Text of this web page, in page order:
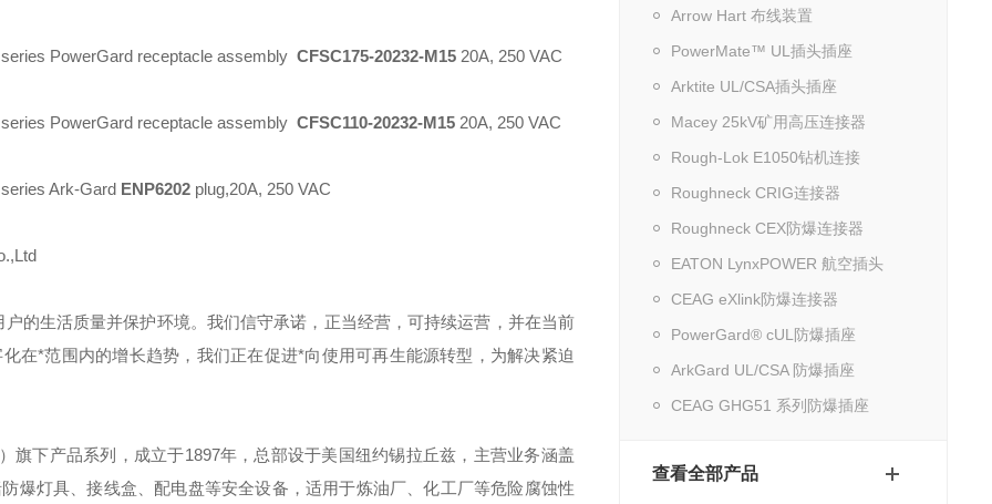
Arrow Hart 布线装置
PowerMate™ UL插头插座
Arktite UL/CSA插头插座
Macey 25kV矿用高压连接器
Rough-Lok E1050钻机连接
Roughneck CRIG连接器
Roughneck CEX防爆连接器
EATON LynxPOWER 航空插头
CEAG eXlink防爆连接器
PowerGard® cUL防爆插座
ArkGard UL/CSA 防爆插座
CEAG GHG51 系列防爆插座
查看全部产品
PowerGard receptacle assembly CFSC175-20232-M15 20A, 250 VAC
PowerGard receptacle assembly CFSC110-20232-M15 20A, 250 VAC
Ark-Gard ENP6202 plug,20A, 250 VAC
的生活质量并保护环境。我们信守承诺，正当经营，可持续运营，并在当前
在*范围内的增长趋势，我们正在促进*向使用可再生能源转型，为解决紧迫
旗下产品系列，成立于1897年，总部设于美国纽约锡拉丘兹，主营业务涵盖
爆灯具、接线盒、配电盘等安全设备，适用于炼油厂、化工厂等危险腐蚀性